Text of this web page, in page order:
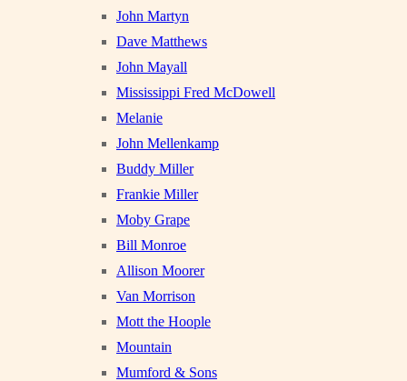
John Martyn
Dave Matthews
John Mayall
Mississippi Fred McDowell
Melanie
John Mellenkamp
Buddy Miller
Frankie Miller
Moby Grape
Bill Monroe
Allison Moorer
Van Morrison
Mott the Hoople
Mountain
Mumford & Sons